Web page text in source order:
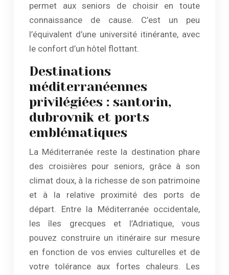
permet aux seniors de choisir en toute
connaissance de cause. C’est un peu
l’équivalent d’une université itinérante, avec
le confort d’un hôtel flottant.
Destinations
méditerranéennes
privilégiées : santorin,
dubrovnik et ports
emblématiques
La Méditerranée reste la destination phare
des croisières pour seniors, grâce à son
climat doux, à la richesse de son patrimoine
et à la relative proximité des ports de
départ. Entre la Méditerranée occidentale,
les îles grecques et l’Adriatique, vous
pouvez construire un itinéraire sur mesure
en fonction de vos envies culturelles et de
votre tolérance aux fortes chaleurs. Les